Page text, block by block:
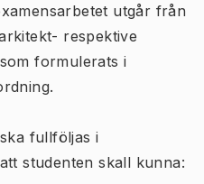
utgår från
respektive
formulerats i
fullföljas i
studenten skall kunna: